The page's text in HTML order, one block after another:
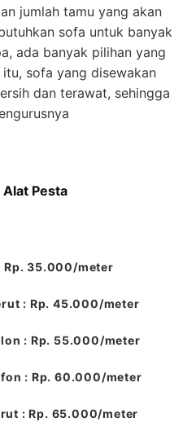
jumlah tamu yang akan
sofa untuk banyak
ada banyak pilihan yang
sofa yang disewakan
dan terawat, sehingga
Pesta
Rp. 35.000/meter
: Rp. 45.000/meter
: Rp. 55.000/meter
: Rp. 60.000/meter
: Rp. 65.000/meter